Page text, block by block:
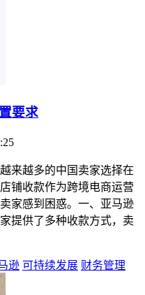
要求
来越多的中国卖家选择在
铺收款作为跨境电商运营
家感到困惑。一、亚马逊
提供了多种收款方式，卖
逊 可持续发展 财务管理